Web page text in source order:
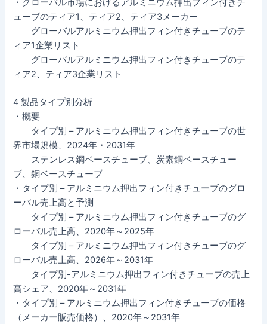
・グローバル市場におけるアルミニウム押出フィン付きチ
ューブのティア1、ティア2、ティア3メーカー
グローバルアルミニウム押出フィン付きチューブのテ
ィア1企業リスト
グローバルアルミニウム押出フィン付きチューブのテ
ィア2、ティア3企業リスト
4 製品タイプ別分析
・概要
タイプ別 – アルミニウム押出フィン付きチューブの世
界市場規模、2024年・2031年
ステンレス鋼ベースチューブ、炭素鋼ベースチュー
ブ、銅ベースチューブ
・タイプ別 – アルミニウム押出フィン付きチューブのグロ
ーバル売上高と予測
タイプ別 – アルミニウム押出フィン付きチューブのグ
ローバル売上高、2020年～2025年
タイプ別 – アルミニウム押出フィン付きチューブのグ
ローバル売上高、2026年～2031年
タイプ別-アルミニウム押出フィン付きチューブの売上
高シェア、2020年～2031年
・タイプ別 – アルミニウム押出フィン付きチューブの価格
（メーカー販売価格）、2020年～2031年